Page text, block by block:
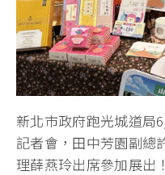
新北市政府跑光城道局
記者會，田中芳園副總
理薛燕玲出席參加展出